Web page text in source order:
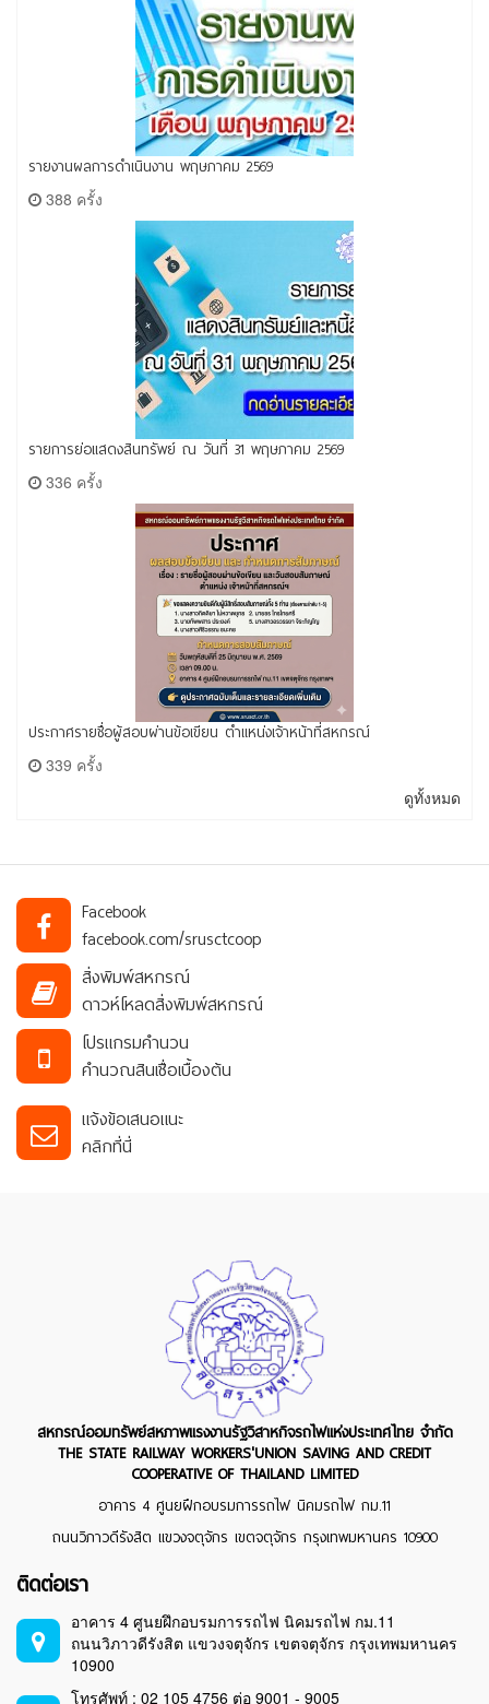
รายงานผลการดำเนินงาน พฤษภาคม 2569
388 ครั้ง
รายการย่อแสดงสินทรัพย์ ณ วันที่ 31 พฤษภาคม 2569
336 ครั้ง
ประกาศรายชื่อผู้สอบผ่านข้อเขียน ตำแหน่งเจ้าหน้าที่สหกรณ์
339 ครั้ง
ดูทั้งหมด
Facebook
facebook.com/srusctcoop
สิ่งพิมพ์สหกรณ์
ดาวห์โหลดสิ่งพิมพ์สหกรณ์
โปรแกรมคำนวน
คำนวณสินเชื่อเบื้องต้น
แจ้งข้อเสนอแนะ
คลิกที่นี่
สหกรณ์ออมทรัพย์สหภาพแรงงานรัฐวิสาหกิจรถไฟแห่งประเทศไทย จำกัด
THE STATE RAILWAY WORKERS'UNION SAVING AND CREDIT
COOPERATIVE OF THAILAND LIMITED
อาคาร 4 ศูนยฝึกอบรมการรถไฟ นิคมรถไฟ กม.11
ถนนวิภาวดีรังสิต แขวงจตุจักร เขตจตุจักร กรุงเทพมหานคร 10900
ติดต่อเรา
อาคาร 4 ศูนยฝึกอบรมการรถไฟ นิคมรถไฟ กม.11
ถนนวิภาวดีรังสิต แขวงจตุจักร เขตจตุจักร กรุงเทพมหานคร
10900
โทรศัพท์ : 02 105 4756 ต่อ 9001 - 9005